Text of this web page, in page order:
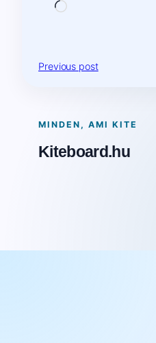
Loading…
Previous post
MINDEN, AMI KITE
Kiteboard.hu